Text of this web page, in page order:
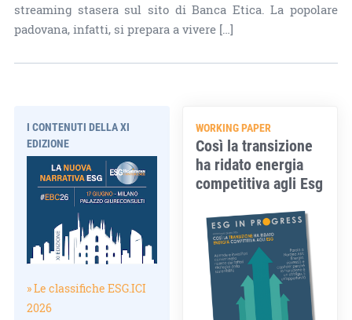
streaming stasera sul sito di Banca Etica. La popolare
padovana, infatti, si prepara a vivere […]
I CONTENUTI DELLA XI
EDIZIONE
» Le classifiche ESG.ICI
2026
WORKING PAPER
Così la transizione
ha ridato energia
competitiva agli Esg